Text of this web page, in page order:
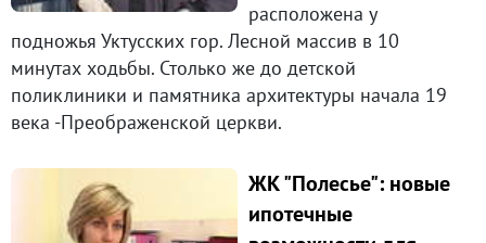
расположена у
подножья Уктусских гор. Лесной массив в 10
минутах ходьбы. Столько же до детской
поликлиники и памятника архитектуры начала 19
века -Преображенской церкви.
ЖК "Полесье": новые
ипотечные